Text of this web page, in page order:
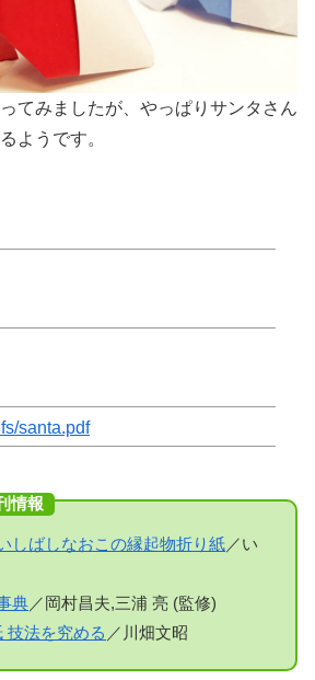
てみましたが、やっぱりサンタさん
ようです。
santa.pdf
ばしなおこの縁起物折り紙／い
典／岡村昌夫,三浦 亮 (監修)
技法を究める ／川畑文昭